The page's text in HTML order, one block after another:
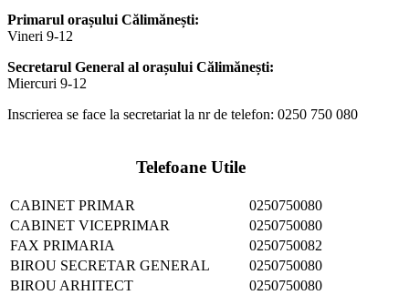
Primarul orașului Călimănești:
Vineri 9-12
Secretarul General al orașului Călimănești:
Miercuri 9-12
Inscrierea se face la secretariat la nr de telefon: 0250 750 080
Telefoane Utile
CABINET PRIMAR
0250750080
CABINET VICEPRIMAR
0250750080
FAX PRIMARIA
0250750082
BIROU SECRETAR GENERAL
0250750080
BIROU ARHITECT
0250750080